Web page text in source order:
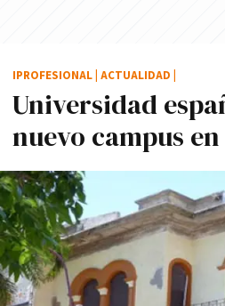
Universidad
nuevo campus
IPROFESIONAL ACTUALIDAD